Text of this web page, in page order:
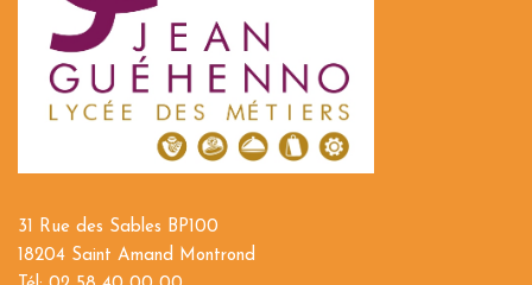
31 Rue des Sables BP100
18204 Saint Amand Montrond